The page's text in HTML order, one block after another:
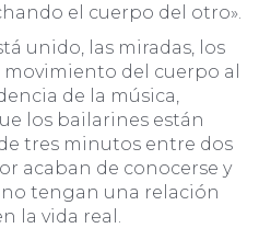
el cuerpo del otro».
unido, las miradas, los
movimiento del cuerpo al
de la música,
los bailarines están
tres minutos entre dos
acaban de conocerse y
tengan una relación
la vida real.